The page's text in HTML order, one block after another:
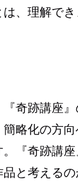
、理解で
奇跡講座
略化の方
『奇跡講
と考える